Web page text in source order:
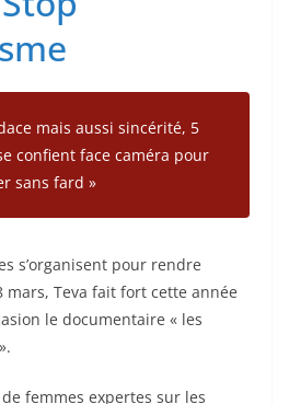
mais aussi sincérité, 5
confient face caméra pour
sans fard »
s’organisent pour rendre
Teva fait fort cette année
le documentaire « les
de femmes expertes sur les